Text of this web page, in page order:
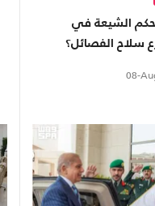
حكم الشيعة في
سلاح الفصائل؟
08-